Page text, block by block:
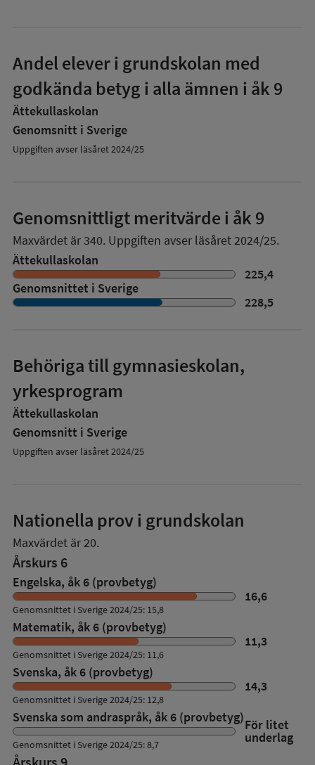
Andel elever i grundskolan med
godkända betyg i alla ämnen i åk 9
Ättekullaskolan
Genomsnitt i Sverige
Uppgiften avser läsåret 2024/25
Genomsnittligt meritvärde i åk 9
Maxvärdet är 340. Uppgiften avser läsåret 2024/25.
Ättekullaskolan
225,4
Genomsnittet i Sverige
228,5
Behöriga till gymnasieskolan,
yrkesprogram
Ättekullaskolan
Genomsnitt i Sverige
Uppgiften avser läsåret 2024/25
Nationella prov i grundskolan
Maxvärdet är 20.
Årskurs 6
Engelska, åk 6 (provbetyg)
16,6
Genomsnittet i Sverige 2024/25: 15,8
Matematik, åk 6 (provbetyg)
11,3
Genomsnittet i Sverige 2024/25: 11,6
Svenska, åk 6 (provbetyg)
14,3
Genomsnittet i Sverige 2024/25: 12,8
Svenska som andraspråk, åk 6 (provbetyg)För litet
underlag
Genomsnittet i Sverige 2024/25: 8,7